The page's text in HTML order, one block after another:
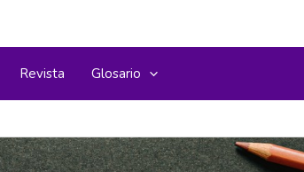
Revista Glosario